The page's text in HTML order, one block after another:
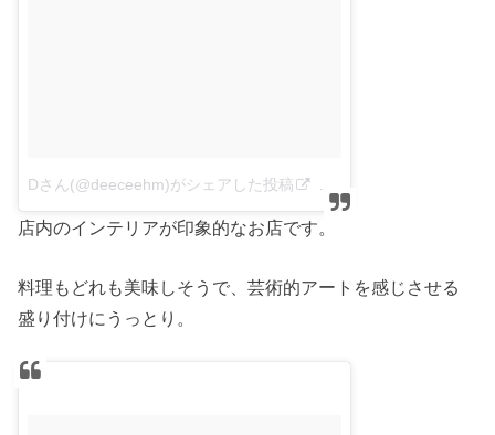
Dさん(@deeceehm)がシェアした投稿
店内のインテリアが印象的なお店です。
料理もどれも美味しそうで、芸術的アートを感じさせる
盛り付けにうっとり。